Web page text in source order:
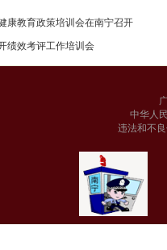
康教育政策培训会在南宁召开
绩效考评工作培训会
中华人
违法和不